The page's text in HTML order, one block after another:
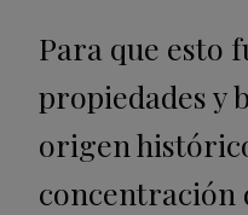
Para que esto
propiedades y
origen
concentración